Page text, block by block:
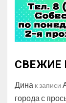
СВЕЖИЕ
Дина к записи
города с